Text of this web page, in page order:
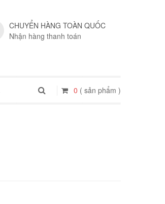
CHUYỂN HÀNG TOÀN QUỐC
Nhận hàng thanh toán
0 ( sản phẩm )